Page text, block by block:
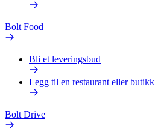
Bolt Food
Bli et leveringsbud
Legg til en restaurant eller butikk
Bolt Drive